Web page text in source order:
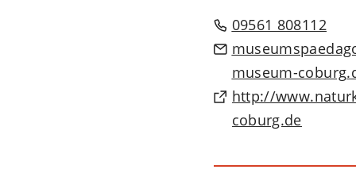
09561 808112
museum-coburg
http://
coburg.de
(Öffnet
einem